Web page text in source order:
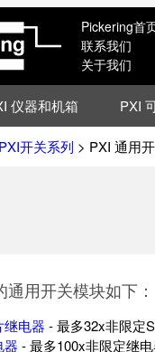
Pickering首
联系我们
关于我们
仪器和机箱 PXI
PXI开关系列 > PXI 通用
用开关模块如下：
继电器 - 最多32x非限定
器 - 最多100x非限定继